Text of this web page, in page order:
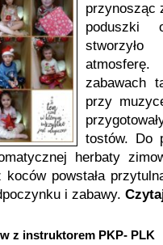
przynosząc
poduszki
atmosferę.
zabawach
przy
tostów. Do
herbaty
powstała
i zabawy.
z instruktorem PKP- PLK